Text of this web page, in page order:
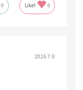
0 Like! 0
2026.7.9